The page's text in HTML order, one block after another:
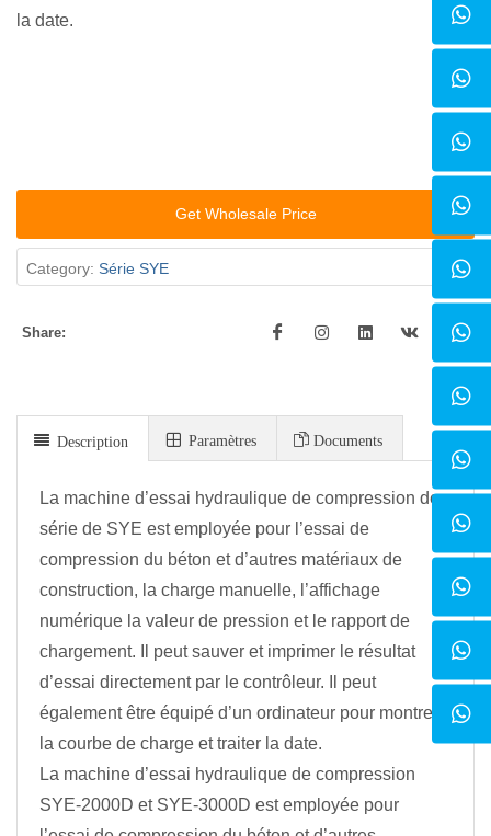
la date.
Get Wholesale Price
Category: Série SYE
Share:
Description Paramètres Documents
La machine d’essai hydraulique de compression de
série de SYE est employée pour l’essai de
compression du béton et d’autres matériaux de
construction, la charge manuelle, l’affichage
numérique la valeur de pression et le rapport de
chargement. Il peut sauver et imprimer le résultat
d’essai directement par le contrôleur. Il peut
également être équipé d’un ordinateur pour montrer
la courbe de charge et traiter la date.
La machine d’essai hydraulique de compression
SYE-2000D et SYE-3000D est employée pour